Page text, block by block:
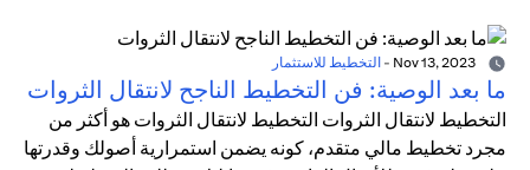
- التخطيط للاستثمار
ما بعد الوصية: فن التخطيط الناجح لانتقال الثروات
التخطيط لانتقال الثروات التخطيط لانتقال الثروات هو أكثر من
مجرد تخطيط مالي متقدم، كونه يضمن استمرارية أصولك وقدرتها